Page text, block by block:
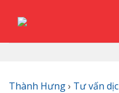
Thành Hưng› Tư vấn